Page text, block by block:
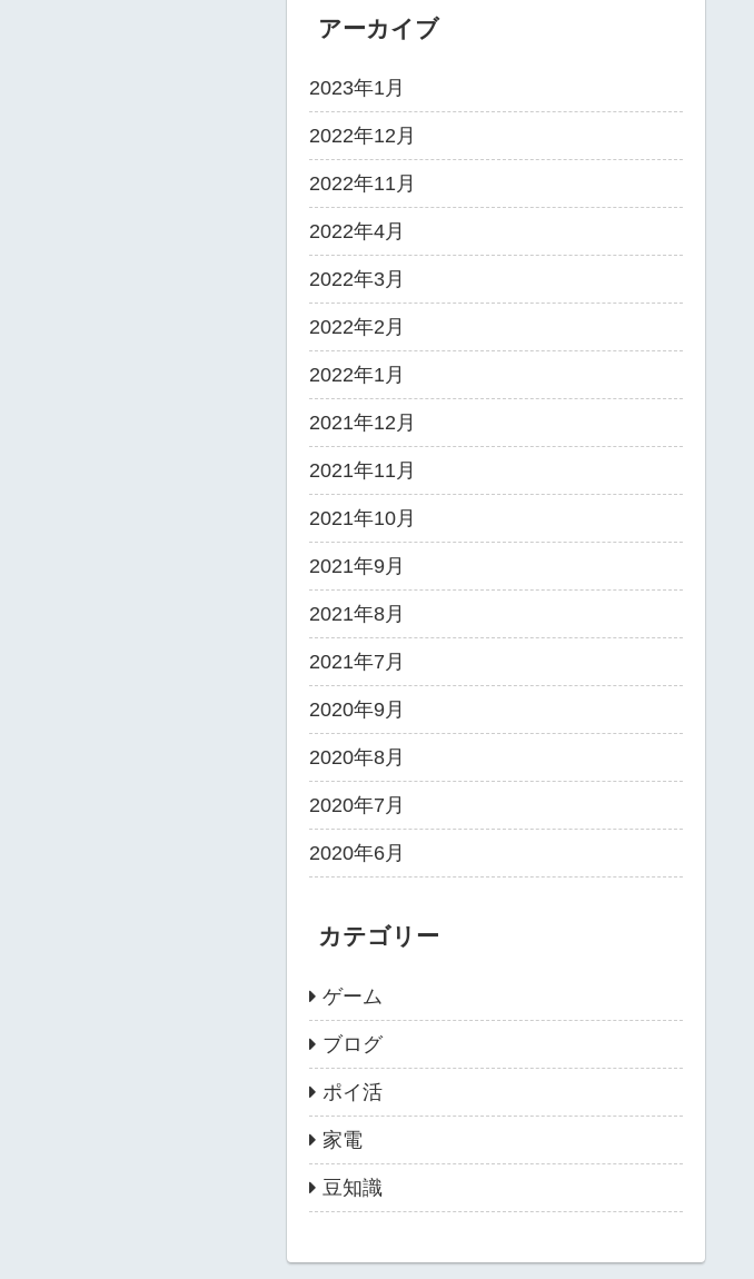
アーカイブ
2023年1月
2022年12月
2022年11月
2022年4月
2022年3月
2022年2月
2022年1月
2021年12月
2021年11月
2021年10月
2021年9月
2021年8月
2021年7月
2020年9月
2020年8月
2020年7月
2020年6月
カテゴリー
ゲーム
ブログ
ポイ活
家電
豆知識